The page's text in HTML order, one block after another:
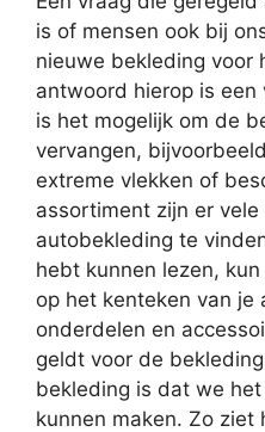
is of mensen ook bij
nieuwe bekleding voor
antwoord hierop is een
is het mogelijk om de
vervangen,
extreme vlekken of
assortiment zijn er
autobekleding te
hebt kunnen lezen,
op het kenteken van je
onderdelen en
geldt voor de
bekleding is dat we
kunnen maken. Zo